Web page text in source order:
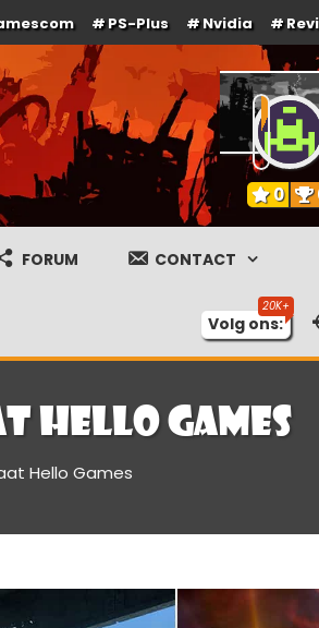
PS-Plus Nvidia
0
FORUM CONTACT
Volg ons:
Hello Games
Hello Games